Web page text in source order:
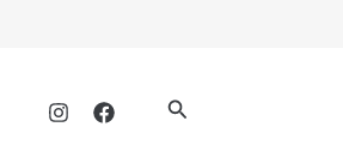
Rechercher